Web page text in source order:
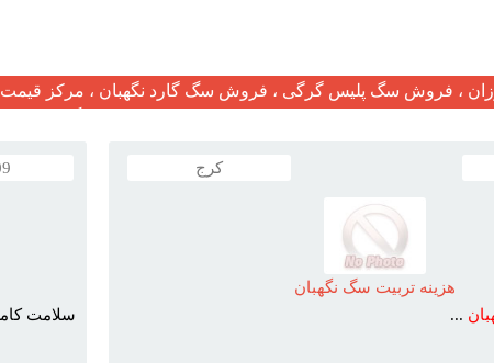
، فروش سگ پلیس گرگی ، فروش سگ گارد نگهبان ، مرکز
کرج
هزينه تربيت سگ نگهبان
...
سلامت